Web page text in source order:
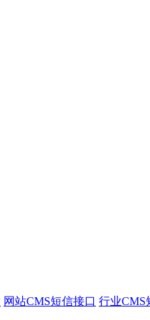
网站CMS短信接口 行业CMS